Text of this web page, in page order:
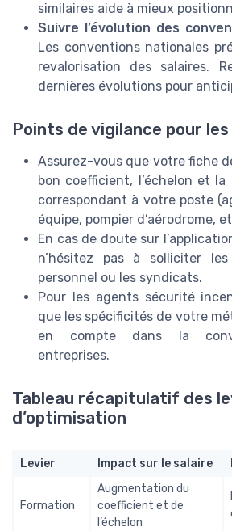
similaires aide à mieux
Suivre l’évolution des
Les conventions nationales
revalorisation des salaires.
dernières évolutions pour
Points de vigilance pour
Assurez-vous que votre fiche
bon coefficient, l’échelon et
correspondant à votre poste
équipe, pompier d’aérodrome,
En cas de doute sur
n’hésitez pas à solliciter
personnel ou les syndicats.
Pour les agents sécurité
que les spécificités de votre
en compte dans la
entreprises.
Tableau récapitulatif des
d’optimisation
Levier Impact sur le salaire
Formation
Augmentation du
coefficient et de
l’échelon